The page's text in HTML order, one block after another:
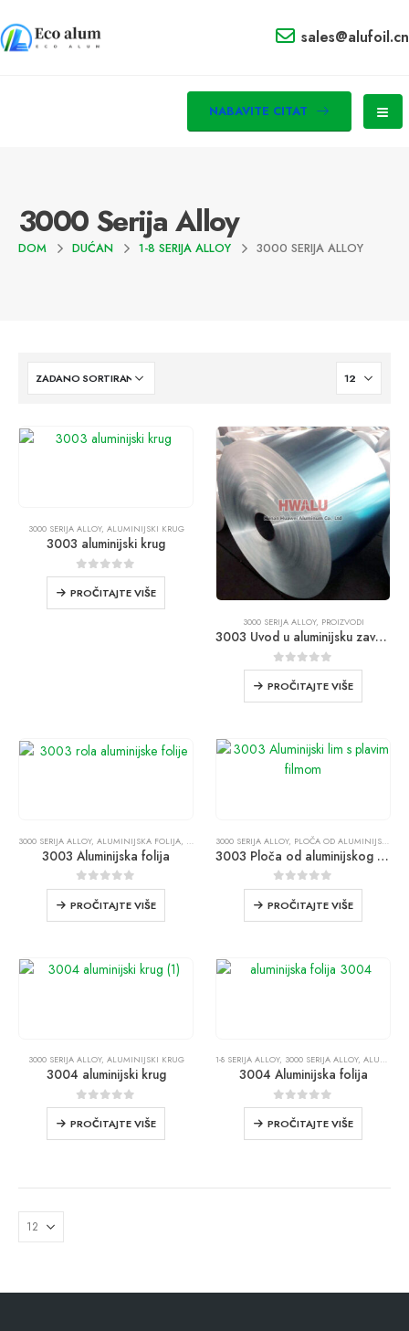
sales@alufoil.cn
NABAVITE CITAT
3000 Serija Alloy
DOM DUĆAN 1-8 SERIJA ALLOY 3000 SERIJA ALLOY
3000 SERIJA ALLOY, ALUMINIJSKI KRUG
3003 aluminijski krug
0od 5
PROČITAJTE VIŠE
3000 SERIJA ALLOY, PROIZVODI
3003 Uvod u aluminijsku zavojnicu
0od 5
PROČITAJTE VIŠE
3000 SERIJA ALLOY, ALUMINIJSKA FOLIJA, PROIZVODI
3003 Aluminijska folija
0od 5
PROČITAJTE VIŠE
3000 SERIJA ALLOY, PLOČA OD ALUMINIJSKOG LIMA
3003 Ploča od aluminijskog lima
0od 5
PROČITAJTE VIŠE
3000 SERIJA ALLOY, ALUMINIJSKI KRUG
3004 aluminijski krug
0od 5
PROČITAJTE VIŠE
1-8 SERIJA ALLOY, 3000 SERIJA ALLOY, ALUMINIJSKA FOLIJA
3004 Aluminijska folija
0od 5
PROČITAJTE VIŠE